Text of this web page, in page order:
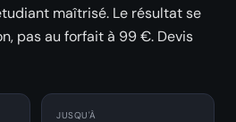
maîtrisé. Le résultat se
pas au forfait à 99 €. Devis
JUSQU'À